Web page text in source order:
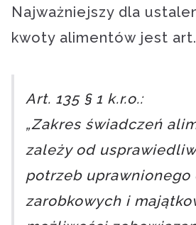
Najważniejszy dla
kwoty alimentów jest art.
Art. 135 § 1 k.r.o.:
„Zakres świadczeń
zależy od
potrzeb uprawnionego
zarobkowych i